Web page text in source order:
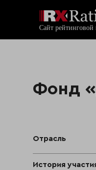
Фонд
Отрасль
История